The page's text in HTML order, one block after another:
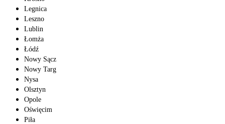
Legnica
Leszno
Lublin
Łomża
Łódź
Nowy Sącz
Nowy Targ
Nysa
Olsztyn
Opole
Oświęcim
Piła